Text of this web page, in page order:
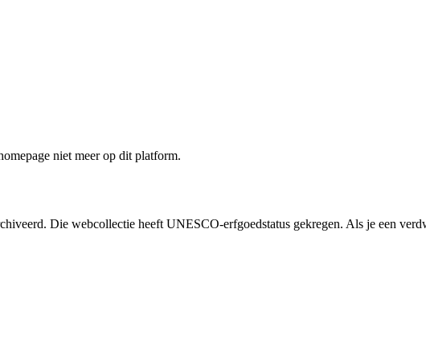
niet meer op dit platform.
Die webcollectie heeft UNESCO-erfgoedstatus gekregen. Als je een